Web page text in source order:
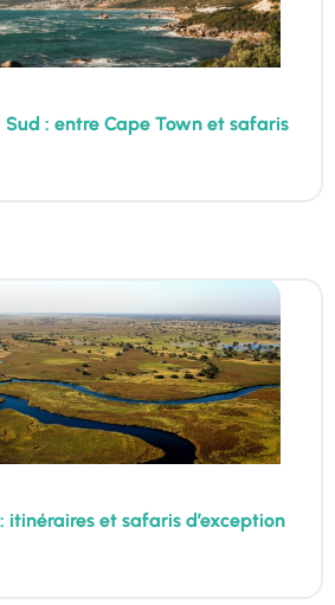
: entre Cape Town et safaris
itinéraires et safaris d’exception